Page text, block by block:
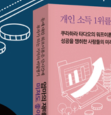
디어는 돈이 샘솟는 우
큰돈은 리스크를 초월
으로 따라붙는다
타고 몰려온다
심리에 강한 사람이 되
은 우주의 법칙이다